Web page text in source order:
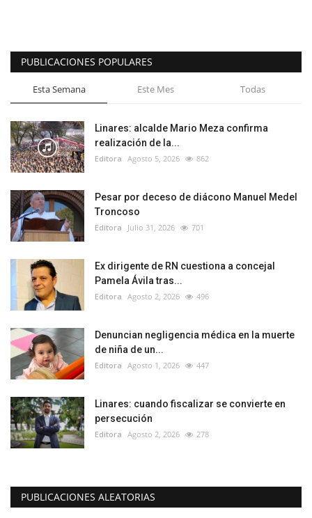
PUBLICACIONES POPULARES
Esta Semana Este Mes Todas
Linares: alcalde Mario Meza confirma
realización de la...
Editora Agosto 5, 2026 862
Pesar por deceso de diácono Manuel Medel
Troncoso
Editora Julio 31, 2026 701
Ex dirigente de RN cuestiona a concejal
Pamela Ávila tras...
Editora Agosto 2, 2026 496
Denuncian negligencia médica en la muerte
de niña de un...
Editora Agosto 1, 2026 447
Linares: cuando fiscalizar se convierte en
persecución
Editora Agosto 2, 2026 278
PUBLICACIONES ALEATORIAS